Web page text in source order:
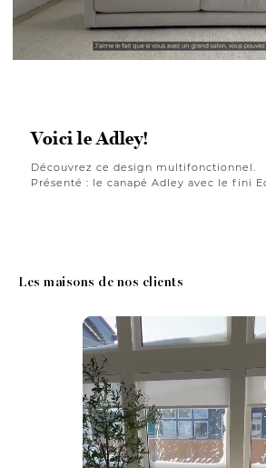
Voici le Adley!
Découvrez ce design multifonctionnel.
Présenté : le canapé Adley avec le fini
Les maisons de nos clients
Media Carousel
Carousel with product photos.